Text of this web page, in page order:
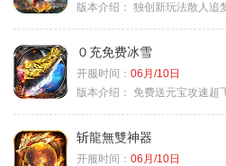
版本介绍： 独创新玩法散人追
０充免费冰雪
开服时间： 06月/10日
版本介绍： 免费送元宝攻速超
斩龍無雙神器
开服时间： 06月/10日